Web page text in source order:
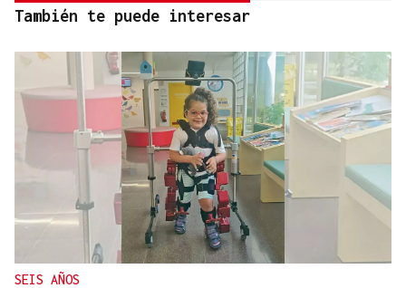
También te puede interesar
SEIS AÑOS